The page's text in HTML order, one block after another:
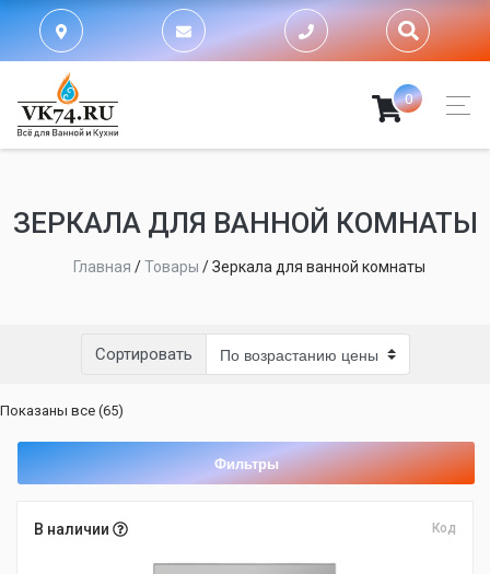
0
ЗЕРКАЛА ДЛЯ ВАННОЙ КОМНАТЫ
Главная /Товары /Зеркала для ванной комнаты
Сортировать
Показаны все (65)
Фильтры
В наличии Код